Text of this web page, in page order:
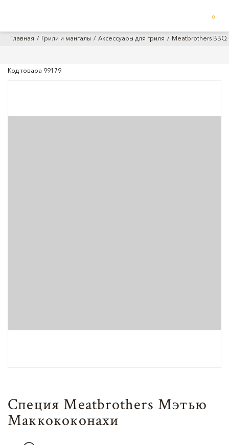
0
Главная Грили и мангалы Аксессуары для гриля Meatbrothers BBQ
Код товара 99179
Специя Meatbrothers Мэтью
Маккококонахи